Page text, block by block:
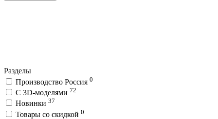
Разделы
Производство Россия 0
C 3D-моделями 72
Новинки 37
Товары со скидкой 0